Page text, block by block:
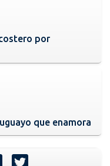
por
que enamora